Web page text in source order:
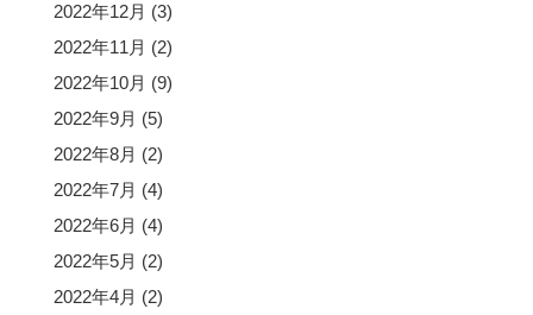
2022年12月 (3)
2022年11月 (2)
2022年10月 (9)
2022年9月 (5)
2022年8月 (2)
2022年7月 (4)
2022年6月 (4)
2022年5月 (2)
2022年4月 (2)